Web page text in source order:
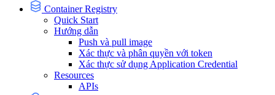
Container Registry
Quick Start
Hướng dẫn
Push và pull image
Xác thực và phân quyền với token
Xác thực sử dụng Application Credential
Resources
APIs